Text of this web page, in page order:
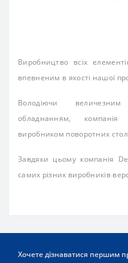
Виробництво всіх
впевненим в якості нашої
Володіючи
обладнанням,
виробником поворотних
Завдяки цьому компанія
самих різних виробників
Хочете дізнаватися першим